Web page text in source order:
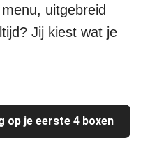
uitgebreid
Jij kiest wat je
op je eerste 4 boxen